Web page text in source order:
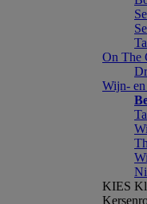
On The
Wijn- en
KIES